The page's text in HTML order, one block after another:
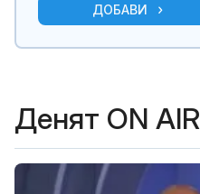
ДОБАВИ
Денят ON AIR